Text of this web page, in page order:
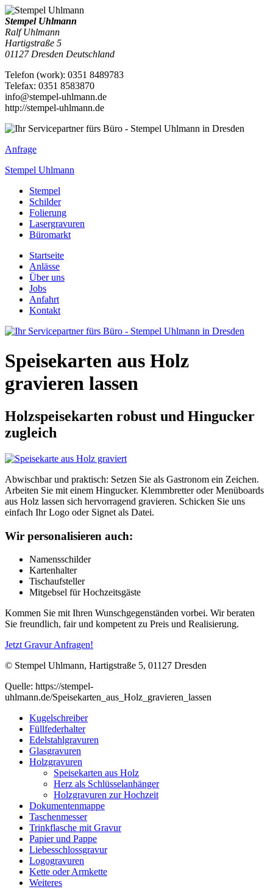
Stempel Uhlmann
Ralf Uhlmann
Hartigstraße 5
01127 Dresden Deutschland
Telefon (work): 0351 8489783
Telefax: 0351 8583870
info@stempel-uhlmann.de
http://stempel-uhlmann.de
Anfrage
Stempel Uhlmann
Stempel
Schilder
Folierung
Lasergravuren
Büromarkt
Startseite
Anlässe
Über uns
Jobs
Anfahrt
Kontakt
Speisekarten aus Holz
gravieren lassen
Holzspeisekarten robust und Hingucker
zugleich
Abwischbar und praktisch: Setzen Sie als Gastronom ein Zeichen.
Arbeiten Sie mit einem Hingucker. Klemmbretter oder Menüboards
aus Holz lassen sich hervorragend gravieren. Schicken Sie uns
einfach Ihr Logo oder Signet als Datei.
Wir personalisieren auch:
Namensschilder
Kartenhalter
Tischaufsteller
Mitgebsel für Hochzeitsgäste
Kommen Sie mit Ihren Wunschgegenständen vorbei. Wir beraten
Sie freundlich, fair und kompetent zu Preis und Realisierung.
Jetzt Gravur Anfragen!
© Stempel Uhlmann, Hartigstraße 5, 01127 Dresden
Quelle: https://stempel-
uhlmann.de/Speisekarten_aus_Holz_gravieren_lassen
Kugelschreiber
Füllfederhalter
Edelstahlgravuren
Glasgravuren
Holzgravuren
Speisekarten aus Holz
Herz als Schlüsselanhänger
Holzgravuren zur Hochzeit
Dokumentenmappe
Taschenmesser
Trinkflasche mit Gravur
Papier und Pappe
Liebesschlossgravur
Logogravuren
Kette oder Armkette
Weiteres